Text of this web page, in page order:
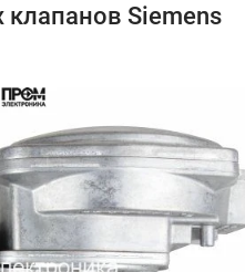
Siemens